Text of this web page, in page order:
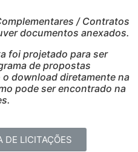
/ Contratos
documentos anexados.
foi projetado para ser
de propostas
download diretamente na
pode ser encontrado na
DE LICITAÇÕES